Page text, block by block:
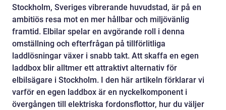
Stockholm, Sveriges vibrerande huvudstad, är på en
ambitiös resa mot en mer hållbar och miljövänlig
framtid. Elbilar spelar en avgörande roll i denna
omställning och efterfrågan på tillförlitliga
laddlösningar växer i snabb takt. Att skaffa en egen
laddbox blir alltmer ett attraktivt alternativ för
elbilsägare i Stockholm. I den här artikeln förklarar vi
varför en egen laddbox är en nyckelkomponent i
övergången till elektriska fordonsflottor, hur du väljer